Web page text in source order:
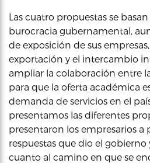
Las cuatro propuestas se
burocracia gubernamental,
de exposición de sus
exportación y el intercambio
ampliar la colaboración entre
para que la oferta académica
demanda de servicios en el
presentamos las diferentes
presentaron los empresarios a
respuestas que dio el gobierno
cuanto al camino en que se